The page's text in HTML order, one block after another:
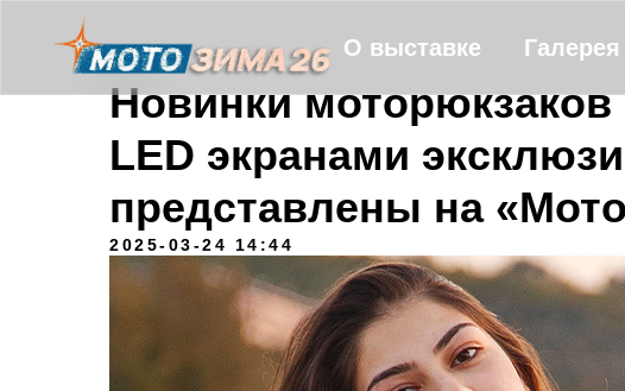
Галерея
О выставке
Новинки
LED экранами
представлены на
2025-03-24 14:44